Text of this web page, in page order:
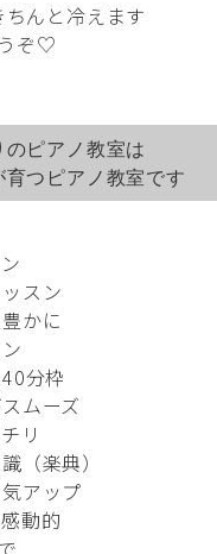
んと冷えます
ぞ♡
ピアノ教室は
つピアノ教室です
スン
かに
40分枠
ムーズ
リ
（楽典）
アップ
動的